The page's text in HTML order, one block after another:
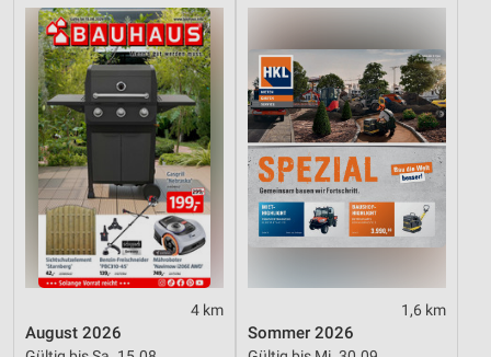
4 km
August 2026
1,6 km
Sommer 2026